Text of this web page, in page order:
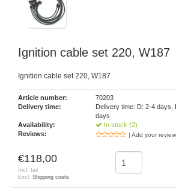
Ignition cable set 220, W187
Ignition cable set 220, W187
Article number:
70203
Delivery time:
Delivery time: D: 2-4
days
Availability:
In stock (2)
Reviews:
| Add your review
€118,00
Incl. tax
Excl. Shipping costs